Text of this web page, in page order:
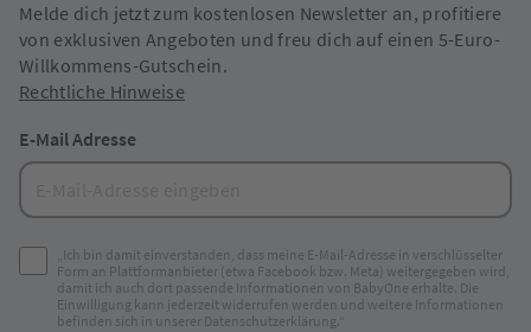
Melde dich jetzt zum kostenlosen Newsletter an, profitiere
von exklusiven Angeboten und freu dich auf einen 5-Euro-
Willkommens-Gutschein.
Rechtliche Hinweise
E-Mail Adresse
„Ich bin damit einverstanden, dass meine E-Mail-Adresse in verschlüsselter
Form an Plattformanbieter (etwa Facebook bzw. Meta) weitergegeben wird,
damit ich auch dort passende Informationen von BabyOne erhalte. Die
Einwilligung kann jederzeit widerrufen werden und weitere Informationen
befinden sich in unserer Datenschutzerklärung.“